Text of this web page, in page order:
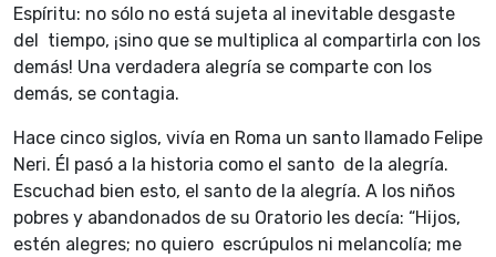
Espíritu: no sólo no está sujeta al inevitable desgaste
del tiempo, ¡sino que se multiplica al compartirla con los
demás! Una verdadera alegría se comparte con los
demás, se contagia.
Hace cinco siglos, vivía en Roma un santo llamado Felipe
Neri. Él pasó a la historia como el santo de la alegría.
Escuchad bien esto, el santo de la alegría. A los niños
pobres y abandonados de su Oratorio les decía: “Hijos,
estén alegres; no quiero escrúpulos ni melancolía; me